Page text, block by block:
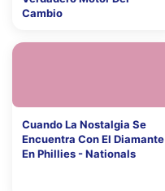
Cambio
Cuando La Nostalgia Se
Encuentra Con El Diamante
En Phillies - Nationals